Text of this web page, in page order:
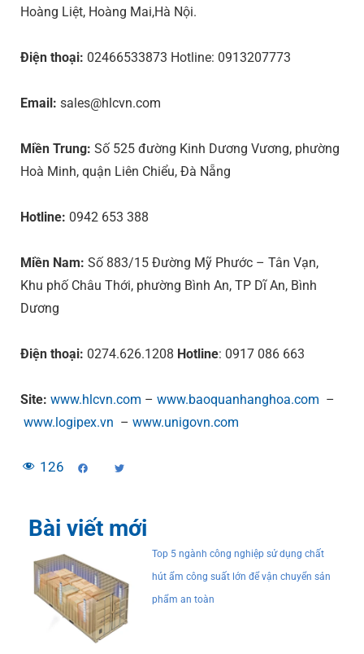
Hoàng Liệt, Hoàng Mai,Hà Nội.
Điện thoại: 02466533873 Hotline: 0913207773
Email: sales@hlcvn.com
Miền Trung: Số 525 đường Kinh Dương Vương, phường
Hoà Minh, quận Liên Chiểu, Đà Nẵng
Hotline: 0942 653 388
Miền Nam: Số 883/15 Đường Mỹ Phước – Tân Vạn,
Khu phố Châu Thới, phường Bình An, TP Dĩ An, Bình
Dương
Điện thoại: 0274.626.1208 Hotline: 0917 086 663
Site: www.hlcvn.com – www.baoquanhanghoa.com –
www.logipex.vn – www.unigovn.com
126
Bài viết mới
Top 5 ngành công nghiệp sử dụng chất
hút ẩm công suất lớn để vận chuyển sản
phẩm an toàn